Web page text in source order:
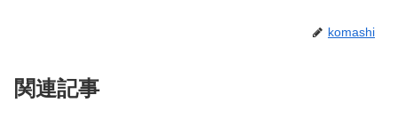
komashi
関連記事